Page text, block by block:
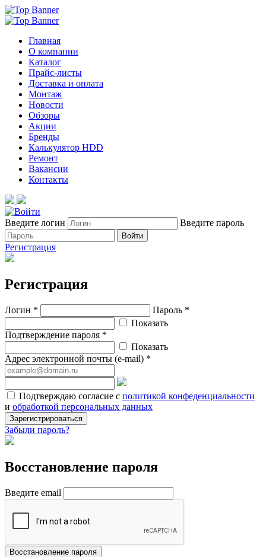
Главная
О компании
Каталог
Прайс-листы
Доставка и оплата
Монтаж
Новости
Обзоры
Акции
Бренды
Калькулятор HDD
Ремонт
Вакансии
Контакты
Введите логин Введите пароль
Войти
Регистрация
Регистрация
Логин *
Пароль *
Показать
Подтверждение пароля *
Показать
Адрес электронной почты (e-mail) *
Подтверждаю согласие с политикой конфеденциальности
и обработкой персональных данных
Зарегистрироваться
Забыли пароль?
Восстановление пароля
Введите email
Восстановление пароля